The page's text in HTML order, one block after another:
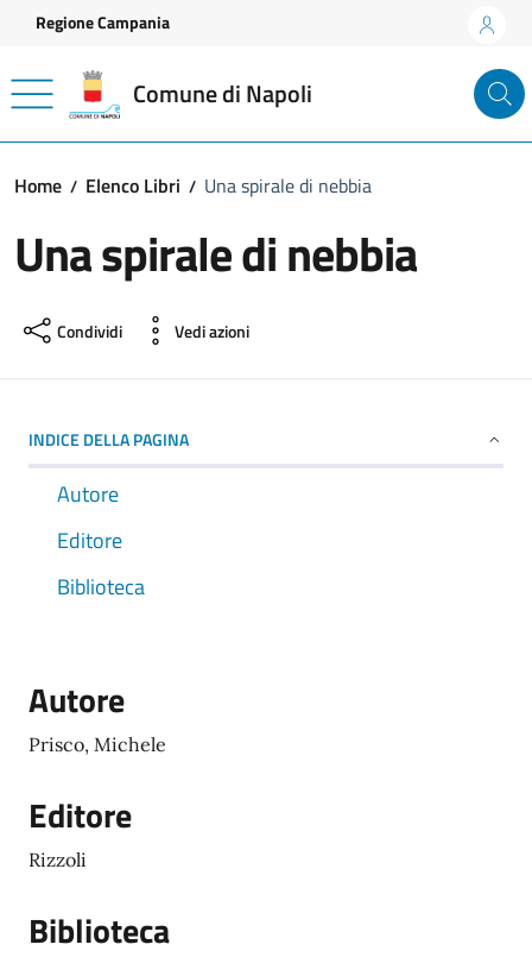
Vai ai contenuti
Vai al footer
Regione Campania
Comune di Napoli
Home Elenco Libri Una spirale di nebbia
Una spirale di nebbia
Condividi Vedi azioni
INDICE DELLA PAGINA
Autore
Editore
Biblioteca
Autore
Prisco, Michele
Editore
Rizzoli
Biblioteca